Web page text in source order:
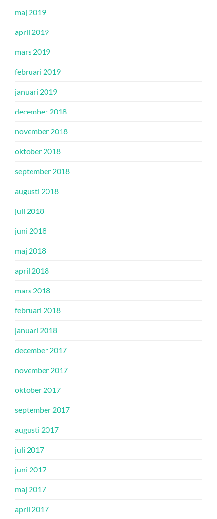
maj 2019
april 2019
mars 2019
februari 2019
januari 2019
december 2018
november 2018
oktober 2018
september 2018
augusti 2018
juli 2018
juni 2018
maj 2018
april 2018
mars 2018
februari 2018
januari 2018
december 2017
november 2017
oktober 2017
september 2017
augusti 2017
juli 2017
juni 2017
maj 2017
april 2017